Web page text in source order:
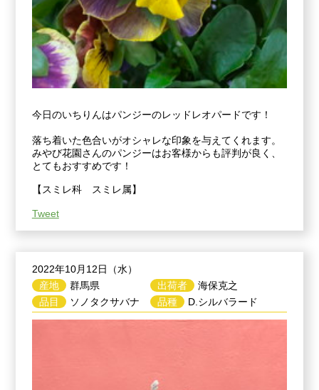
今日のいちりんはパンジーのレッドレオパードです！
落ち着いた色合いがオシャレな印象を与えてくれます。
みやび花園さんのパンジーはお客様からも評判が良く、
とてもおすすめです！
【スミレ科 スミレ属】
Tweet
2022年10月12日（水）
産地
群馬県
品目
ソノタクサバナ
出荷者
海保克之
品種
D.シルバラード